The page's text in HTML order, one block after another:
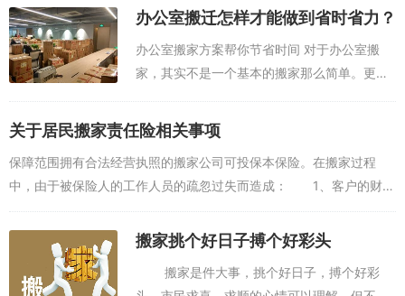
了，一般是8元/公里。 楼层费也是现在居
上...
办公室搬迁怎样才能做到省时省力？
办公室搬家方案帮你节省时间 对于办公室搬
家，其实不是一个基本的搬家那么简单。更多
案，对于搬家的各项事宜都有着一定...
关于居民搬家责任险相关事项
保障范围拥有合法经营执照的搬家公司可投保本保险。在搬家过程
中，由于被保险人的工作人员的疏忽过失而造成： 1、客户的财产
损毁； 2、第三者人身伤亡或财产损失，依法应由被保险人承担的
经济赔偿责任，保险...
搬家挑个好日子搏个好彩头
搬家是件大事，挑个好日子，搏个好彩